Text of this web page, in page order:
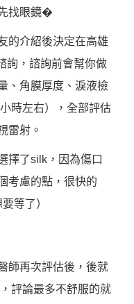
找眼鏡�
的介紹後決定在高雄
詢，諮詢前會幫你做
、角膜厚度、淚液檢
時左右），全部評估
雷射。
擇了silk，因為傷口
考慮的點，很快的
等了）
師再次評估後，後就
評論最多不舒服的就